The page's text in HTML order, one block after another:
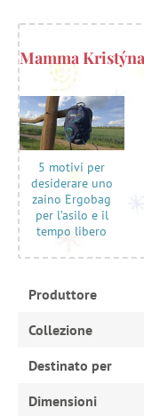
Mamma
5 motivi per
desiderare uno
zaino Ergobag
per l’asilo e il
tempo libero
Produttore
Collezione
Destinato per
Dimensioni